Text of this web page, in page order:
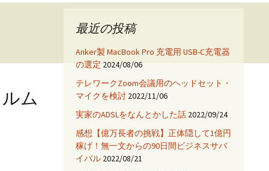
iPhone7 フィルム・ケー
JNIを使ってみる
AjaxTagsを使ってみる
ム
最近の投稿
Anker製 MacBook Pro 充電用 USB-C充電器
の選定 2024/08/06
テレワークZoom会議用のヘッドセット・
マイクを検討 2022/11/06
実家のADSLをなんとかした話 2022/09/24
感想【億万長者の挑戦】正体隠して1億円
稼げ！無一文からの90日間ビジネスサバ
イバル 2022/08/21